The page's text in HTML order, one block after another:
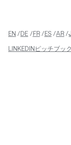
LINKEDINピッチブック
EN DE FR ES AR